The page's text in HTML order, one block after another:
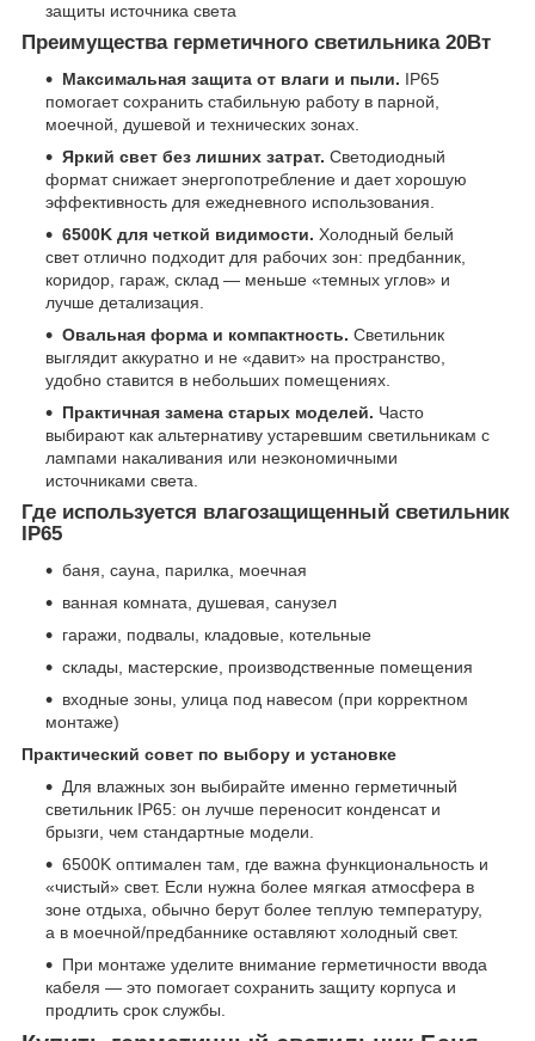
защиты источника света
Преимущества герметичного светильника 20Вт
Максимальная защита от влаги и пыли. IP65
помогает сохранить стабильную работу в парной,
моечной, душевой и технических зонах.
Яркий свет без лишних затрат. Светодиодный
формат снижает энергопотребление и дает хорошую
эффективность для ежедневного использования.
6500K для четкой видимости. Холодный белый
свет отлично подходит для рабочих зон: предбанник,
коридор, гараж, склад — меньше «темных углов» и
лучше детализация.
Овальная форма и компактность. Светильник
выглядит аккуратно и не «давит» на пространство,
удобно ставится в небольших помещениях.
Практичная замена старых моделей. Часто
выбирают как альтернативу устаревшим светильникам с
лампами накаливания или неэкономичными
источниками света.
Где используется влагозащищенный светильник
IP65
баня, сауна, парилка, моечная
ванная комната, душевая, санузел
гаражи, подвалы, кладовые, котельные
склады, мастерские, производственные помещения
входные зоны, улица под навесом (при корректном
монтаже)
Практический совет по выбору и установке
Для влажных зон выбирайте именно герметичный
светильник IP65: он лучше переносит конденсат и
брызги, чем стандартные модели.
6500K оптимален там, где важна функциональность и
«чистый» свет. Если нужна более мягкая атмосфера в
зоне отдыха, обычно берут более теплую температуру,
а в моечной/предбаннике оставляют холодный свет.
При монтаже уделите внимание герметичности ввода
кабеля — это помогает сохранить защиту корпуса и
продлить срок службы.